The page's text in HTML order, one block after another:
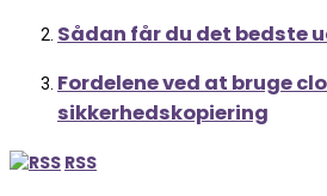
Sådan får du det bedste
Fordelene ved at bruge
sikkerhedskopiering
RSS